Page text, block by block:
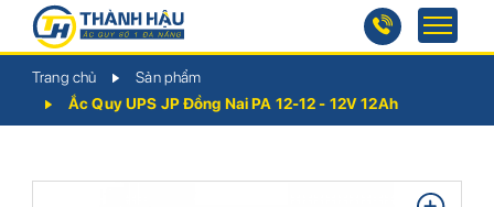
Trang chủ
Sản phẩm
Ắc Quy UPS JP Đồng Nai PA 12-12 - 12V 12Ah